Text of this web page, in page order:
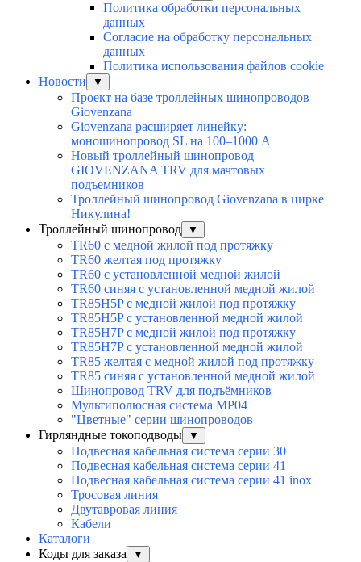
Политика обработки персональных
данных
Согласие на обработку персональных
данных
Политика использования файлов cookie
Новости
▼
Проект на базе троллейных шинопроводов
Giovenzana
Giovenzana расширяет линейку:
моношинопровод SL на 100–1000 А
Новый троллейный шинопровод
GIOVENZANA TRV для мачтовых
подъемников
Троллейный шинопровод Giovenzana в цирке
Никулина!
Троллейный шинопровод
▼
TR60 с медной жилой под протяжку
TR60 желтая под протяжку
TR60 с установленной медной жилой
TR60 синяя с установленной медной жилой
TR85H5P с медной жилой под протяжку
TR85H5P с установленной медной жилой
TR85H7P с медной жилой под протяжку
TR85H7P с установленной медной жилой
TR85 желтая с медной жилой под протяжку
TR85 синяя с установленной медной жилой
Шинопровод TRV для подъёмников
Мультиполюсная система MP04
"Цветные" серии шинопроводов
Гирляндные токоподводы
▼
Подвесная кабельная система серии 30
Подвесная кабельная система серии 41
Подвесная кабельная система серии 41 inox
Тросовая линия
Двутавровая линия
Кабели
Каталоги
Коды для заказа
▼